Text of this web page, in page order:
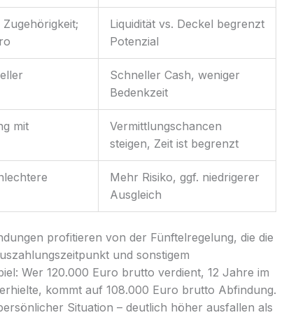
Liquidität vs. Deckel begrenzt
Potenzial
Schneller Cash, weniger
Bedenkzeit
mit
Vermittlungschancen
steigen, Zeit ist begrenzt
Mehr Risiko, ggf. niedrigerer
Ausgleich
profitieren von der Fünftelregelung, die die
und sonstigem
Wer 120.000 Euro brutto verdient, 12 Jahre im
kommt auf 108.000 Euro brutto Abfindung.
Situation – deutlich höher ausfallen als